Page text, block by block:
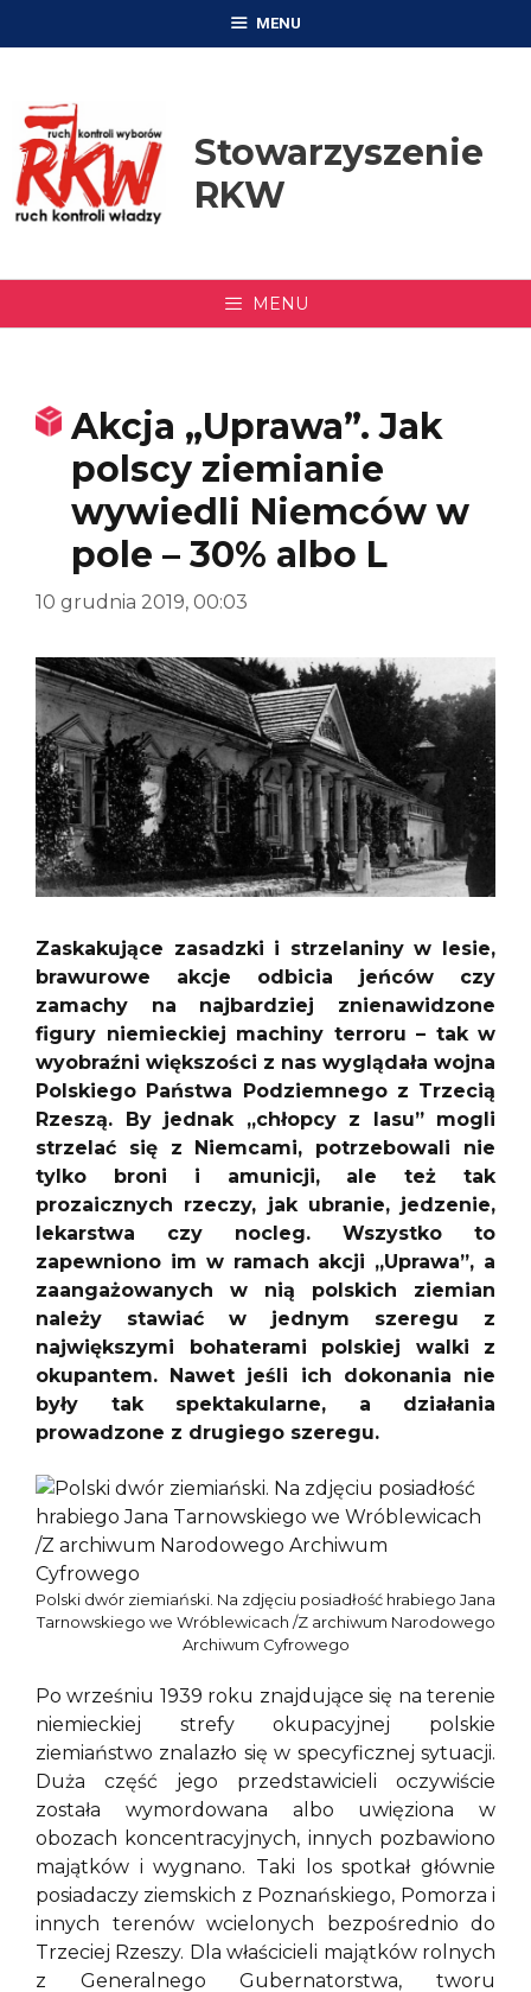
MENU
Stowarzyszenie
RKW
MENU
Akcja „Uprawa”. Jak
polscy ziemianie
wywiedli Niemców w
pole – 30% albo L
10 grudnia 2019, 00:03
Zaskakujące zasadzki i strzelaniny w lesie,
brawurowe akcje odbicia jeńców czy
zamachy na najbardziej znienawidzone
figury niemieckiej machiny terroru – tak w
wyobraźni większości z nas wyglądała wojna
Polskiego Państwa Podziemnego z Trzecią
Rzeszą. By jednak „chłopcy z lasu” mogli
strzelać się z Niemcami, potrzebowali nie
tylko broni i amunicji, ale też tak
prozaicznych rzeczy, jak ubranie, jedzenie,
lekarstwa czy nocleg. Wszystko to
zapewniono im w ramach akcji „Uprawa”, a
zaangażowanych w nią polskich ziemian
należy stawiać w jednym szeregu z
największymi bohaterami polskiej walki z
okupantem. Nawet jeśli ich dokonania nie
były tak spektakularne, a działania
prowadzone z drugiego szeregu.
Polski dwór ziemiański. Na zdjęciu posiadłość hrabiego Jana
Tarnowskiego we Wróblewicach /Z archiwum Narodowego
Archiwum Cyfrowego
Po wrześniu 1939 roku znajdujące się na terenie
niemieckiej strefy okupacyjnej polskie
ziemiaństwo znalazło się w specyficznej sytuacji.
Duża część jego przedstawicieli oczywiście
została wymordowana albo uwięziona w
obozach koncentracyjnych, innych pozbawiono
majątków i wygnano. Taki los spotkał głównie
posiadaczy ziemskich z Poznańskiego, Pomorza i
innych terenów wcielonych bezpośrednio do
Trzeciej Rzeszy. Dla właścicieli majątków rolnych
z Generalnego Gubernatorstwa, tworu